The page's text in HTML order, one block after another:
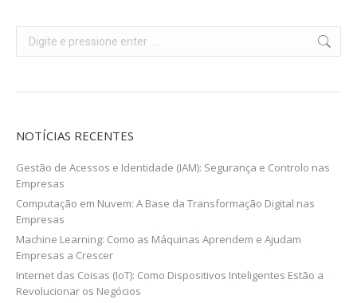
Search:
NOTÍCIAS RECENTES
Gestão de Acessos e Identidade (IAM): Segurança e Controlo nas
Empresas
Computação em Nuvem: A Base da Transformação Digital nas
Empresas
Machine Learning: Como as Máquinas Aprendem e Ajudam
Empresas a Crescer
Internet das Coisas (IoT): Como Dispositivos Inteligentes Estão a
Revolucionar os Negócios